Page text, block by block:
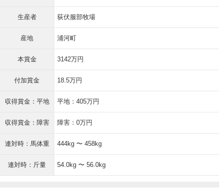
生産者 荻伏服部牧場
産地 浦河町
本賞金 3142万円
付加賞金 18.5万円
収得賞金：平地 平地：405万円
収得賞金：障害 障害：0万円
連対時：馬体重 444kg 〜 458kg
連対時：斤量 54.0kg 〜 56.0kg